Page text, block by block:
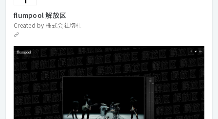
flumpool 解放区
Created by 株式会社切札